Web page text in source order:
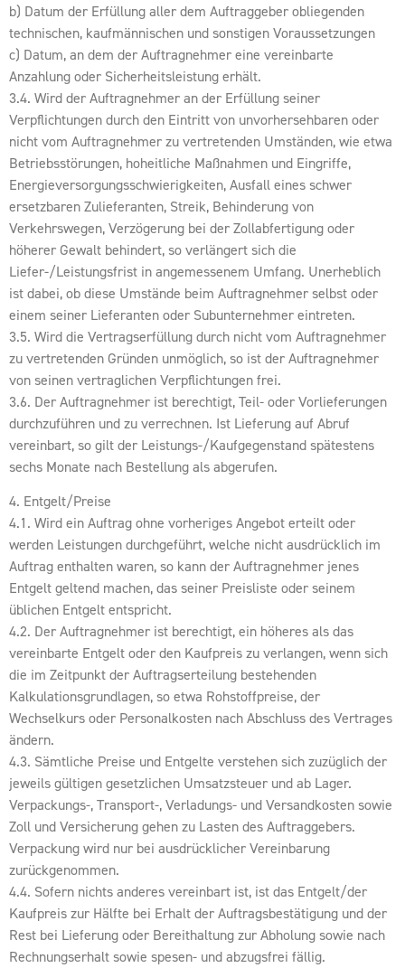
b) Datum der Erfüllung aller dem Auftraggeber obliegenden
technischen, kaufmännischen und sonstigen Voraussetzungen
c) Datum, an dem der Auftragnehmer eine vereinbarte
Anzahlung oder Sicherheitsleistung erhält.
3.4. Wird der Auftragnehmer an der Erfüllung seiner
Verpflichtungen durch den Eintritt von unvorhersehbaren oder
nicht vom Auftragnehmer zu vertretenden Umständen, wie etwa
Betriebsstörungen, hoheitliche Maßnahmen und Eingriffe,
Energieversorgungsschwierigkeiten, Ausfall eines schwer
ersetzbaren Zulieferanten, Streik, Behinderung von
Verkehrswegen, Verzögerung bei der Zollabfertigung oder
höherer Gewalt behindert, so verlängert sich die
Liefer-/Leistungsfrist in angemessenem Umfang. Unerheblich
ist dabei, ob diese Umstände beim Auftragnehmer selbst oder
einem seiner Lieferanten oder Subunternehmer eintreten.
3.5. Wird die Vertragserfüllung durch nicht vom Auftragnehmer
zu vertretenden Gründen unmöglich, so ist der Auftragnehmer
von seinen vertraglichen Verpflichtungen frei.
3.6. Der Auftragnehmer ist berechtigt, Teil- oder Vorlieferungen
durchzuführen und zu verrechnen. Ist Lieferung auf Abruf
vereinbart, so gilt der Leistungs-/Kaufgegenstand spätestens
sechs Monate nach Bestellung als abgerufen.
4. Entgelt/Preise
4.1. Wird ein Auftrag ohne vorheriges Angebot erteilt oder
werden Leistungen durchgeführt, welche nicht ausdrücklich im
Auftrag enthalten waren, so kann der Auftragnehmer jenes
Entgelt geltend machen, das seiner Preisliste oder seinem
üblichen Entgelt entspricht.
4.2. Der Auftragnehmer ist berechtigt, ein höheres als das
vereinbarte Entgelt oder den Kaufpreis zu verlangen, wenn sich
die im Zeitpunkt der Auftragserteilung bestehenden
Kalkulationsgrundlagen, so etwa Rohstoffpreise, der
Wechselkurs oder Personalkosten nach Abschluss des Vertrages
ändern.
4.3. Sämtliche Preise und Entgelte verstehen sich zuzüglich der
jeweils gültigen gesetzlichen Umsatzsteuer und ab Lager.
Verpackungs-, Transport-, Verladungs- und Versandkosten sowie
Zoll und Versicherung gehen zu Lasten des Auftraggebers.
Verpackung wird nur bei ausdrücklicher Vereinbarung
zurückgenommen.
4.4. Sofern nichts anderes vereinbart ist, ist das Entgelt/der
Kaufpreis zur Hälfte bei Erhalt der Auftragsbestätigung und der
Rest bei Lieferung oder Bereithaltung zur Abholung sowie nach
Rechnungserhalt sowie spesen- und abzugsfrei fällig.